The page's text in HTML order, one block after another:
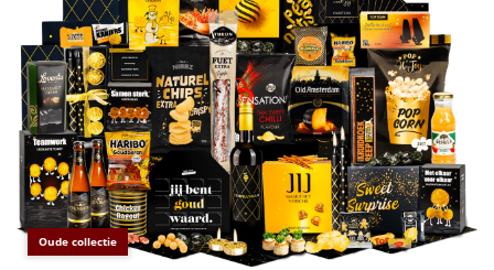
€45 tot €50
€50 tot €55
€55 tot €75
€75 tot €100
€100 en hoger
Oude collectie